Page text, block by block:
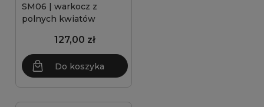
SM06 | warkocz z
polnych kwiatów
127,00 zł
Do koszyka